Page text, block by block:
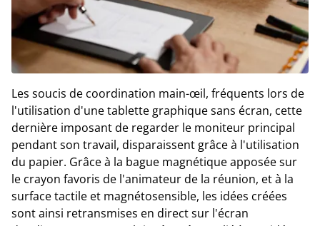
Les soucis de coordination main-œil, fréquents lors de
l'utilisation d'une tablette graphique sans écran, cette
dernière imposant de regarder le moniteur principal
pendant son travail, disparaissent grâce à l'utilisation
du papier. Grâce à la bague magnétique apposée sur
le crayon favoris de l'animateur de la réunion, et à la
surface tactile et magnétosensible, les idées créées
sont ainsi retransmises en direct sur l'écran